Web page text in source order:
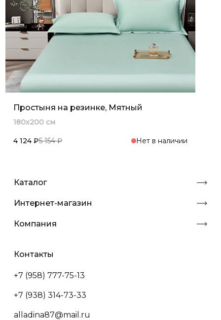
Простыня на резинке, Мятный
180x200 см
4 124 ₽5 154 ₽ Нет в наличии
Каталог
Интернет-магазин
Компания
Контакты
+7 (958) 777-75-13
+7 (938) 314-73-33
alladina87@mail.ru